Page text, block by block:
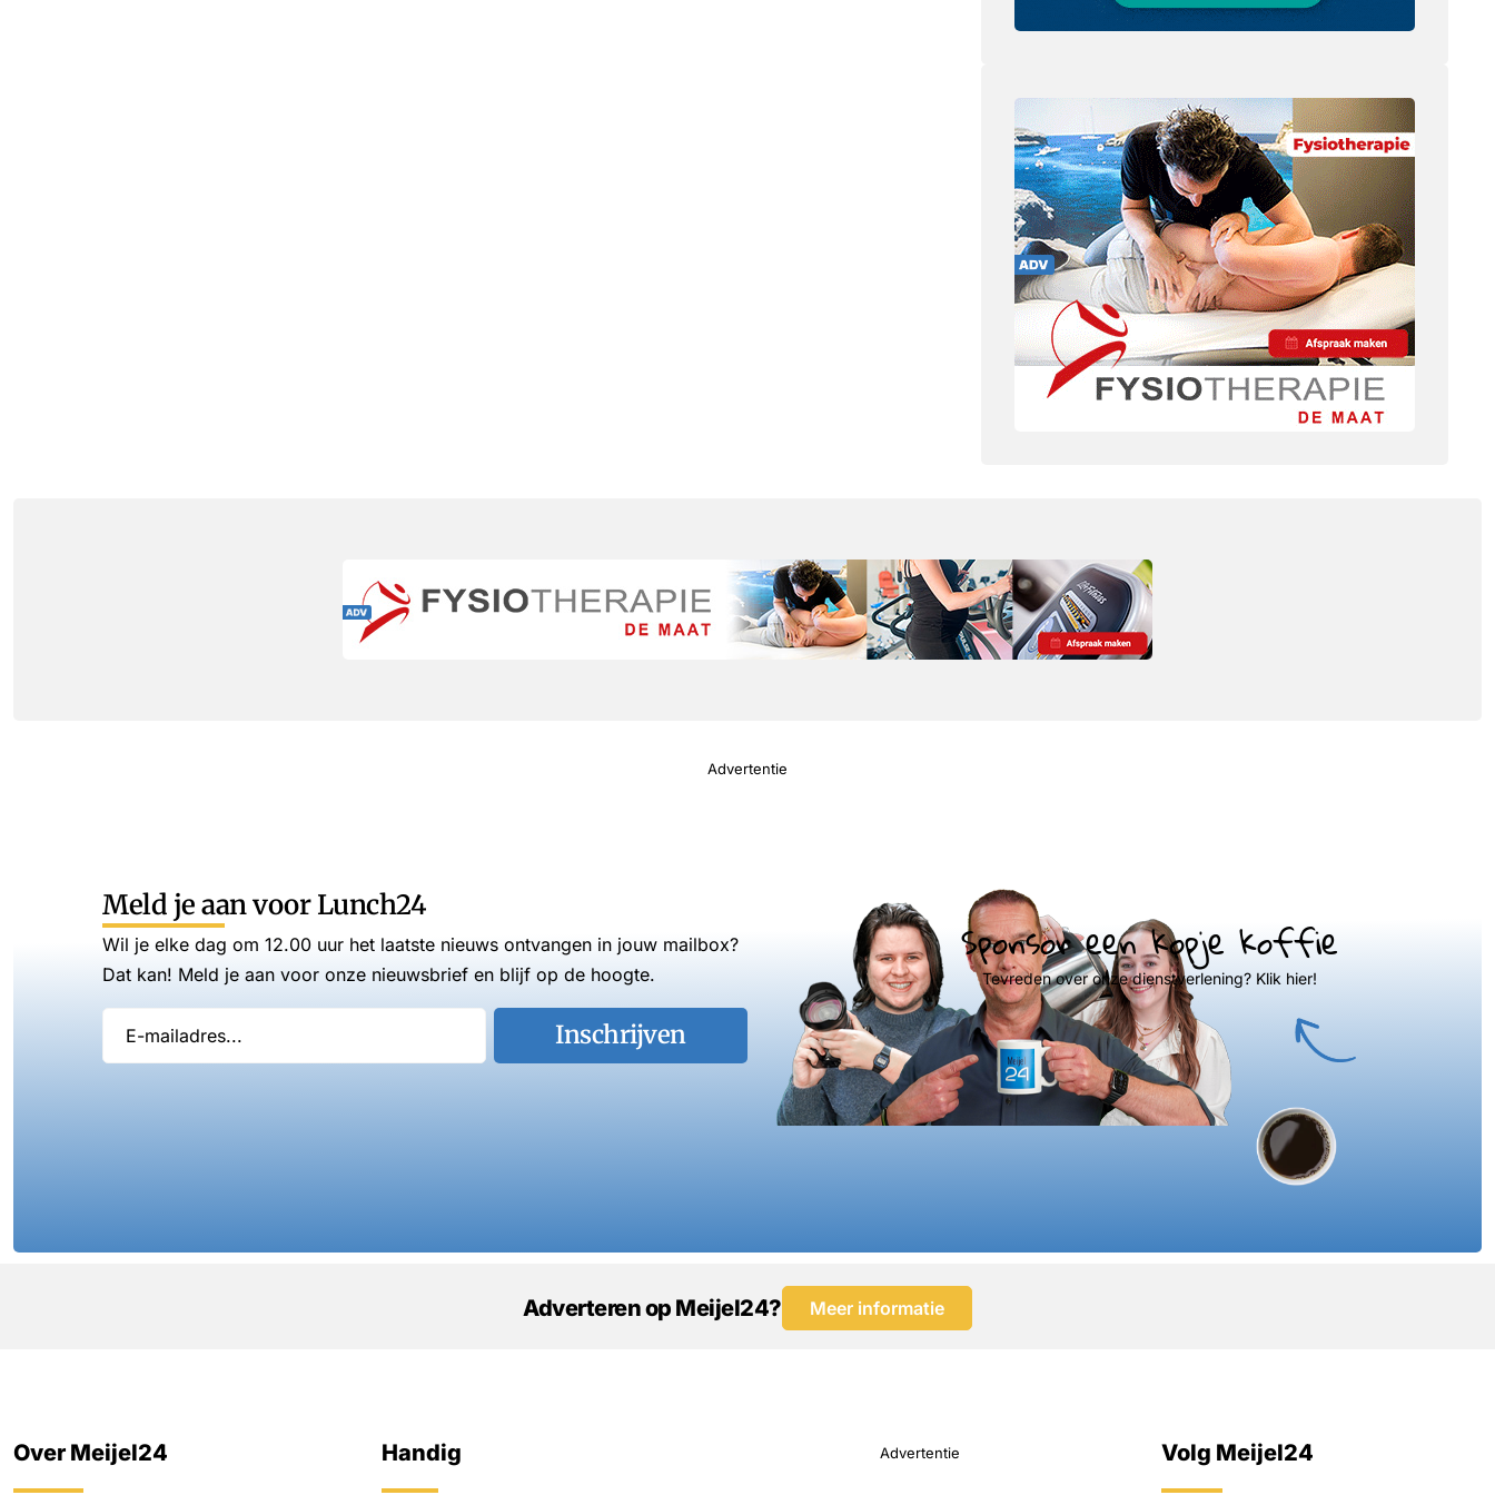
Advertentie
Meld je aan voor Lunch24
Wil je elke dag om 12.00 uur het laatste nieuws ontvangen in jouw mailbox?
Dat kan! Meld je aan voor onze nieuwsbrief en blijf op de hoogte.
Inschrijven
Sponsor een kopje koffie
Tevreden over onze dienstverlening? Klik hier!
Adverteren op Meijel24? Meer informatie
Over Meijel24 Handig Advertentie Volg Meijel24